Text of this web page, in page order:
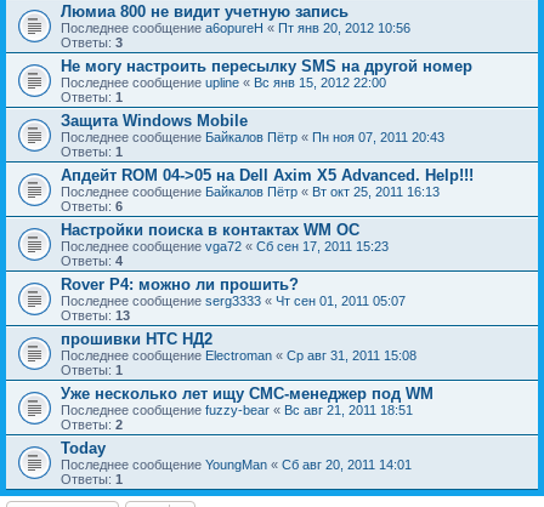
Люмиа 800 не видит учетную запись
Последнее сообщение a6opureH « Пт янв 20, 2012 10:56
Ответы: 3
Не могу настроить пересылку SMS на другой номер
Последнее сообщение upline « Вс янв 15, 2012 22:00
Ответы: 1
Защита Windows Mobile
Последнее сообщение Байкалов Пётр « Пн ноя 07, 2011 20:43
Ответы: 1
Апдейт RОМ 04->05 на Dell Axim X5 Advanced. Help!!!
Последнее сообщение Байкалов Пётр « Вт окт 25, 2011 16:13
Ответы: 6
Настройки поиска в контактах WM ОС
Последнее сообщение vga72 « Сб сен 17, 2011 15:23
Ответы: 4
Rover P4: можно ли прошить?
Последнее сообщение serg3333 « Чт сен 01, 2011 05:07
Ответы: 13
прошивки НТС НД2
Последнее сообщение Electroman « Ср авг 31, 2011 15:08
Ответы: 1
Уже несколько лет ищу СМС-менеджер под WM
Последнее сообщение fuzzy-bear « Вс авг 21, 2011 18:51
Ответы: 2
Today
Последнее сообщение YoungMan « Сб авг 20, 2011 14:01
Ответы: 1